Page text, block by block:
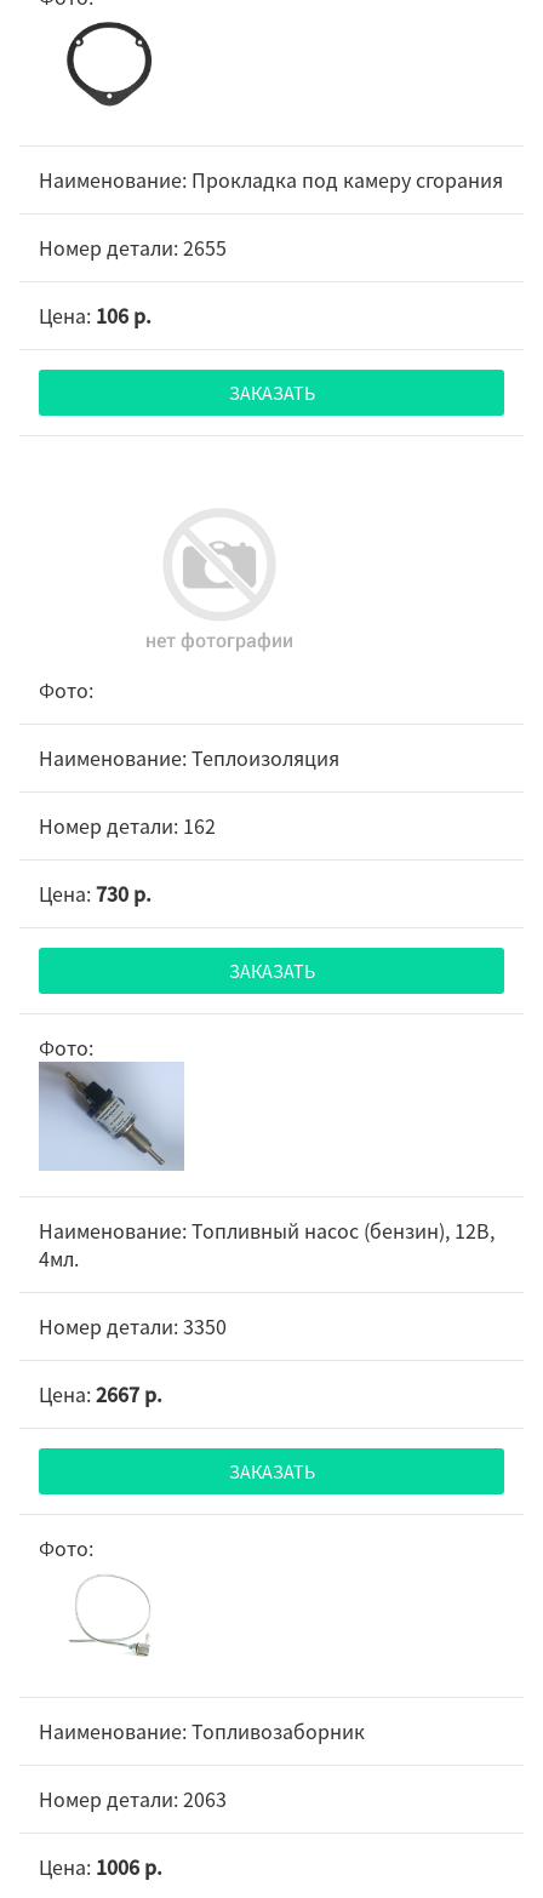
Прокладка под камеру сгорания
2655
106 р.
ЗАКАЗАТЬ
Теплоизоляция
162
730 р.
ЗАКАЗАТЬ
Топливный насос (бензин), 12В,
4мл.
3350
2667 р.
ЗАКАЗАТЬ
Топливозаборник
2063
1006 р.